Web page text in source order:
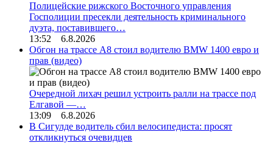
Полицейские рижского Восточного управления
Госполиции пресекли деятельность криминального
дуэта, поставившего…
13:52 6.8.2026
Обгон на трассе А8 стоил водителю BMW 1400 евро и
прав (видео)
Очередной лихач решил устроить ралли на трассе под
Елгавой —…
13:09 6.8.2026
В Сигулде водитель сбил велосипедиста: просят
откликнуться очевидцев